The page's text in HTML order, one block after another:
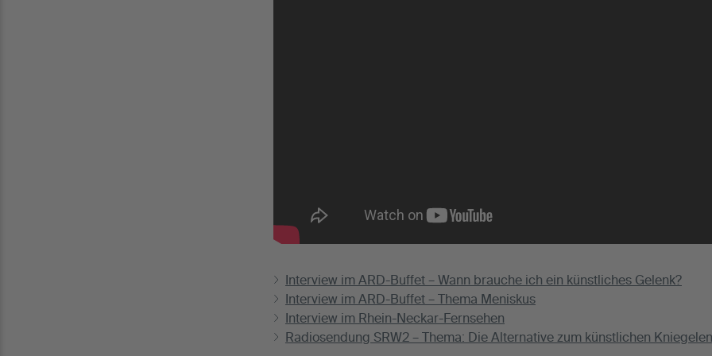
Interview im ARD-Buffet – Wann brauche ich ein künstliches Gelenk?
Interview im ARD-Buffet – Thema Meniskus
Interview im Rhein-Neckar-Fernsehen
Radiosendung SRW2 – Thema: Die Alternative zum künstlichen